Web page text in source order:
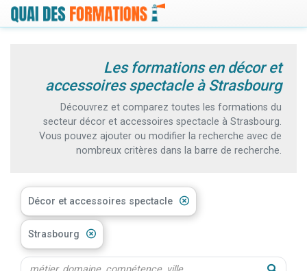
Les formations en décor et
accessoires spectacle à Strasbourg
Découvrez et comparez toutes les formations du
secteur décor et accessoires spectacle à Strasbourg.
Vous pouvez ajouter ou modifier la recherche avec de
nombreux critères dans la barre de recherche.
Décor et accessoires spectacle
Strasbourg